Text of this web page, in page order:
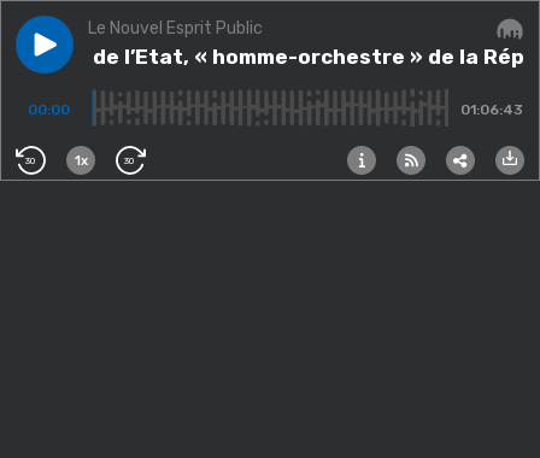
Play episodeLe chef de l’Etat, « homme-orchestre » de la
Le Nouvel Esprit Public
Le chef de l’Etat, « homme-orchestre » de la
00:00 01:06:43
30 1x 30